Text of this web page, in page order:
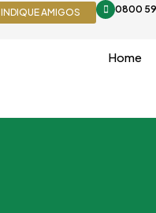
INDIQUE AMIGOS 0800
Home